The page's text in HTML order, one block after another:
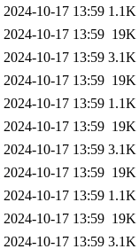
2024-10-17 13:59 1.1K
2024-10-17 13:59 19K
2024-10-17 13:59 3.1K
2024-10-17 13:59 19K
2024-10-17 13:59 1.1K
2024-10-17 13:59 19K
2024-10-17 13:59 3.1K
2024-10-17 13:59 19K
2024-10-17 13:59 1.1K
2024-10-17 13:59 19K
2024-10-17 13:59 3.1K